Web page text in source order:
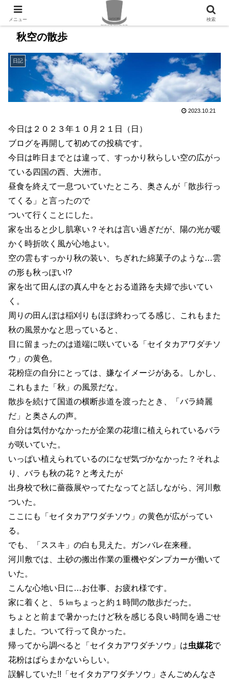
秋空の散歩
日記
2023.10.21
今日は２０２３年１０月２１日（日）
ブログを再開して初めての投稿です。
今日は昨日までとは違って、すっかり秋らしい空の広がっ
ている四国の西、大洲市。
昼食を終えて一息ついていたところ、奥さんが「散歩行っ
てくる」と言ったので
ついて行くことにした。
家を出ると少し肌寒い？それは言い過ぎだが、陽の光が暖
かく時折吹く風が心地よい。
空の雲もすっかり秋の装い、ちぎれた綿菓子のような…雲
の形も秋っぽい!?
家を出て田んぼの真ん中をとおる道路を夫婦で歩いてい
く。
周りの田んぼは稲刈りもほぼ終わってる感じ、これもまた
秋の風景かなと思っていると、
目に留まったのは道端に咲いている「セイタカアワダチソ
ウ」の黄色。
花粉症の自分にとっては、嫌なイメージがある。しかし、
これもまた「秋」の風景だな。
散歩を続けて国道の横断歩道を渡ったとき、「バラ綺麗
だ」と奥さんの声。
自分は気付かなかったが企業の花壇に植えられているバラ
が咲いていた。
いっぱい植えられているのになぜ気づかなかった？それよ
り、バラも秋の花？と考えたが
出身校で秋に薔薇展やってたなってと話しながら、河川敷
ついた。
ここにも「セイタカアワダチソウ」の黄色が広がってい
る。
でも、「ススキ」の白も見えた。ガンバレ在来種。
河川敷では、土砂の搬出作業の重機やダンプカーが働いて
いた。
こんな心地い日に…お仕事、お疲れ様です。
家に着くと、５㎞ちょっと約１時間の散歩だった。
ちょとと前まで暑かったけど秋を感じる良い時間を過ごせ
ました。ついて行って良かった。
帰ってから調べると「セイタカアワダチソウ」は虫媒花で
花粉はばらまかないらしい。
誤解していた!!「セイタカアワダチソウ」さんごめんなさ
メニュー 検索